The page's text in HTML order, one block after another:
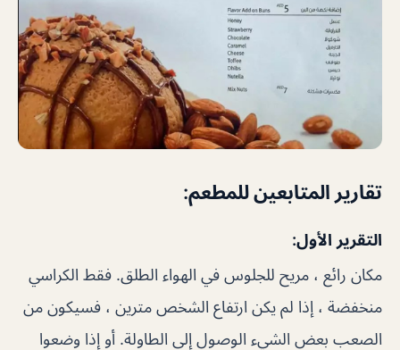
تقارير المتابعين للمطعم:
التقرير الأول:
مكان رائع ، مريح للجلوس في الهواء الطلق. فقط الكراسي
منخفضة ، إذا لم يكن ارتفاع الشخص مترين ، فسيكون من
الصعب بعض الشيء الوصول إلى الطاولة. أو إذا وضعوا